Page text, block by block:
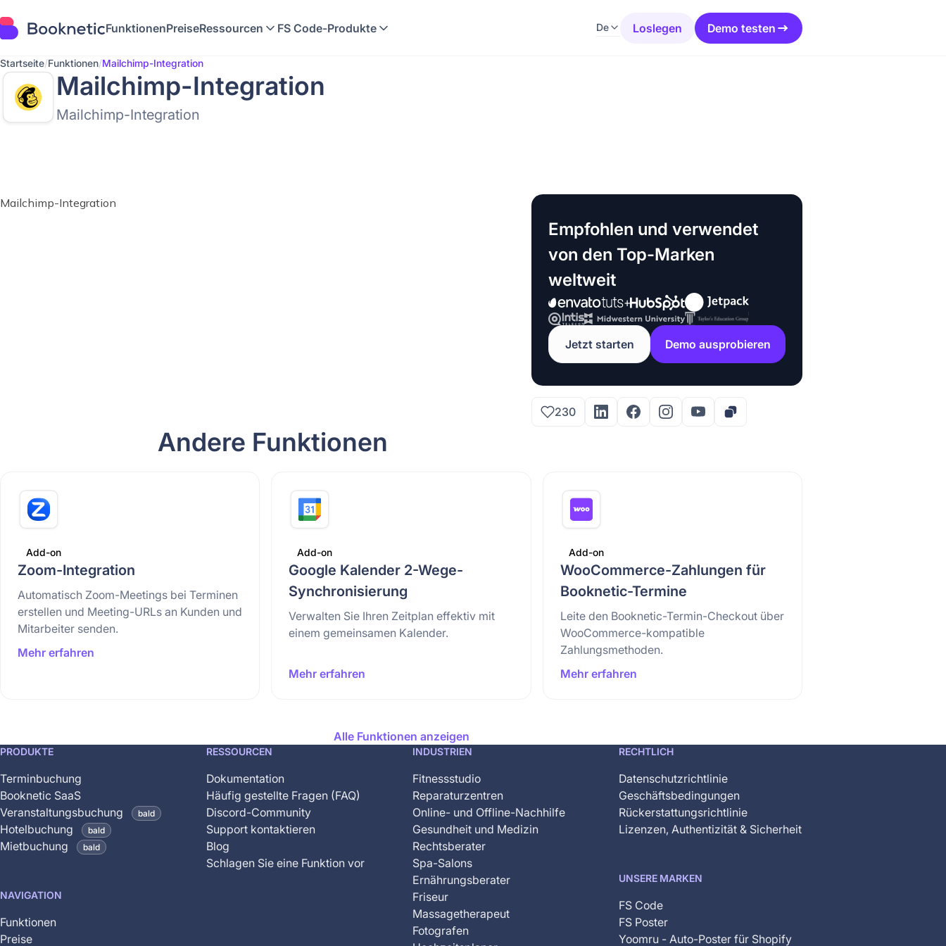
FunktionenPreiseRessourcen FS Code-Produkte De Loslegen Demo testen
Startseite/Funktionen/Mailchimp-Integration
Mailchimp-Integration
Mailchimp-Integration
Mailchimp-Integration
Empfohlen und verwendet
von den Top-Marken
weltweit
Jetzt starten Demo ausprobieren
230
Andere Funktionen
Add-on
Zoom-Integration
Automatisch Zoom-Meetings bei Terminen
erstellen und Meeting-URLs an Kunden und
Mitarbeiter senden.
Mehr erfahren
Add-on
Google Kalender 2-Wege-
Synchronisierung
Verwalten Sie Ihren Zeitplan effektiv mit
einem gemeinsamen Kalender.
Mehr erfahren
Add-on
WooCommerce-Zahlungen für
Booknetic-Termine
Leite den Booknetic-Termin-Checkout über
WooCommerce-kompatible
Zahlungsmethoden.
Mehr erfahren
Alle Funktionen anzeigen
This
is
coming
soon
and
is
yet
PRODUKTE
Terminbuchung
Booknetic SaaS
Veranstaltungsbuchung
bald
Hotelbuchung bald
Mietbuchung bald
NAVIGATION
Funktionen
Preise
RESSOURCEN
Dokumentation
Häufig gestellte Fragen (FAQ)
Discord-Community
Support kontaktieren
Blog
Schlagen Sie eine Funktion vor
INDUSTRIEN
Fitnessstudio
Reparaturzentren
Online- und Offline-Nachhilfe
Gesundheit und Medizin
Rechtsberater
Spa-Salons
Ernährungsberater
Friseur
Massagetherapeut
Fotografen
RECHTLICH
Datenschutzrichtlinie
Geschäftsbedingungen
Rückerstattungsrichtlinie
Lizenzen, Authentizität & Sicherheit
UNSERE MARKEN
FS Code
FS Poster
Yoomru - Auto-Poster für Shopify